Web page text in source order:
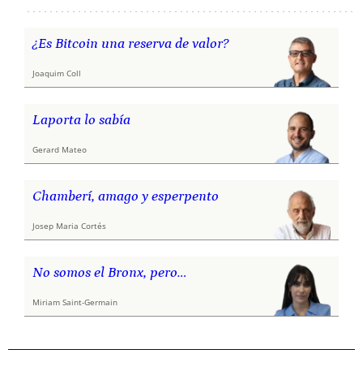
¿Es Bitcoin una reserva de valor?
Joaquim Coll
Laporta lo sabía
Gerard Mateo
Chamberí, amago y esperpento
Josep Maria Cortés
No somos el Bronx, pero…
Miriam Saint-Germain